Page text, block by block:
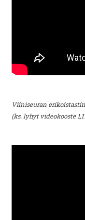
Viiniseuran
(ks. lyhyt videokooste